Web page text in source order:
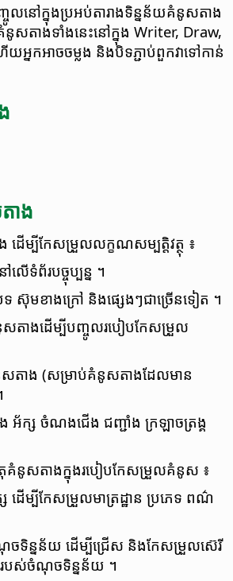
ចូល​នៅ​ក្នុង​ប្រអប់​តារាង​ទិន្នន័យ​គំនូសតាង
គំនូសតាង​ទាំងនេះ​នៅ​ក្នុង Writer, Draw,
អ្នក​អាច​ចម្លង និង​បិទភ្ជាប់​ពួកវា​ទៅកាន់
ាង
ើម្បី​កែសម្រួល​លក្ខណសម្បត្តិ​វត្ថុ ៖
ើ​ទំព័រ​បច្ចុប្បន្ន ។
ទ ស៊ុម​ខាងក្រៅ និង​ផ្សេងៗ​ជា​ច្រើន​ទៀត ។
សតាង​ដើម្បី​បញ្ចូល​របៀប​កែសម្រួល​
ស​តាង (សម្រាប់​គំនូស​តាង​ដែលមាន​
អ័ក្ស ចំណងជើង ជញ្ជាំង ក្រឡា​ចត្រង្គ
តុ​គំនូសតាង​ក្នុង​របៀប​កែសម្រួល​គំនូស ៖
ដើម្បី​កែសម្រួល​មាត្រដ្ឋាន ប្រភេទ ពណ៌
ច​ទិន្នន័យ ដើម្បី​ជ្រើស​ និងកែសម្រួល​ស៊េរី​
របស់​ចំណុច​ទិន្នន័យ ។